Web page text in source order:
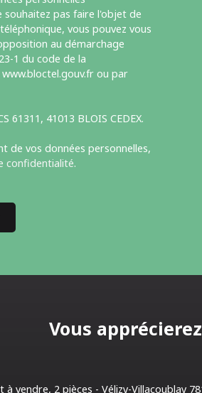
souhaitez pas faire l'objet de
vous pouvez vous
au démarchage
1 du code de la
ou par
61311, 41013 BLOIS CEDEX.
de vos données personnelles,
confidentialité.
Vous apprécierez